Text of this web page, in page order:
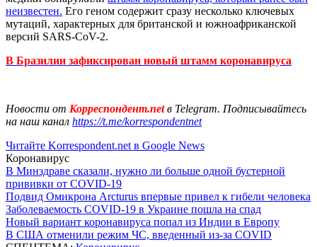
неизвестен. Его геном содержит сразу несколько ключевых
мутаций, характерных для британской и южноафриканской
версий SARS-CoV-2.
В Бразилии зафиксирован новый штамм коронавируса
Новости от Корреспондент.netв Telegram. Подписывайтесь
на наш канал https://t.me/korrespondentnet
Читайте Korrespondent.net в Google News
Коронавирус
В Минздраве сказали, нужно ли больше одной бустерной
прививки от COVID-19
Подвид Омикрона Arcturus впервые привел к гибели человека
Заболеваемость COVID-19 в Украине пошла на спад
Новый вариант коронавируса попал из Индии в Европу
В США отменили режим ЧС, введенный из-за COVID